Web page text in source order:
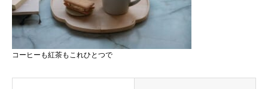
コーヒーも紅茶もこれひとつで